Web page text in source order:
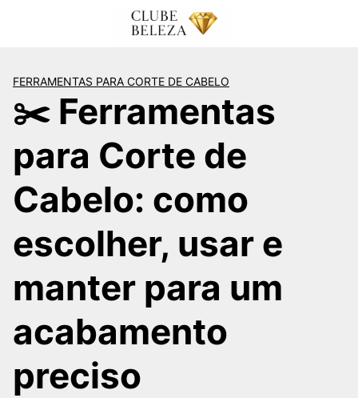
FERRAMENTAS PARA CORTE DE CABELO
✂️ Ferramentas
para Corte de
Cabelo: como
escolher, usar e
manter para um
acabamento
preciso